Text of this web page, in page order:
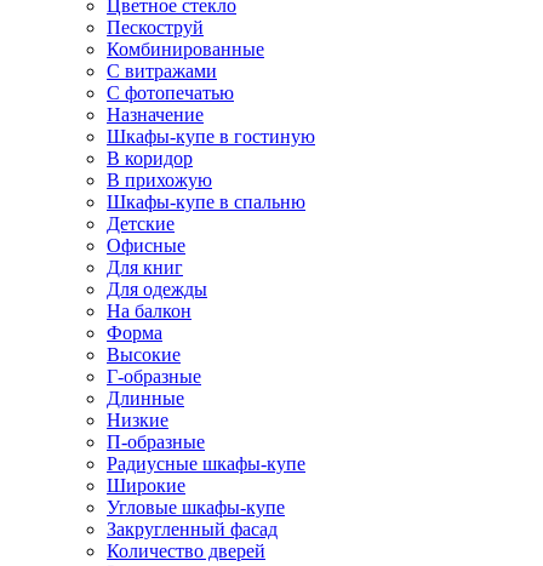
Цветное стекло
Пескоструй
Комбинированные
С витражами
С фотопечатью
Назначение
Шкафы-купе в гостиную
В коридор
В прихожую
Шкафы-купе в спальню
Детские
Офисные
Для книг
Для одежды
На балкон
Форма
Высокие
Г-образные
Длинные
Низкие
П-образные
Радиусные шкафы-купе
Широкие
Угловые шкафы-купе
Закругленный фасад
Количество дверей